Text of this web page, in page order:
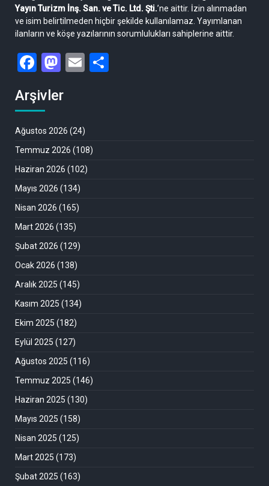
Yayın Turizm İnş. San. ve Tic. Ltd. Şti.’ne aittir. İzin alınmadan
ve isim belirtilmeden hiçbir şekilde kullanılamaz. Yayımlanan
ilanların ve köşe yazılarının sorumlulukları sahiplerine aittir.
Facebook
Mastodon
Email
Arşivler
Ağustos 2026 (24)
Temmuz 2026 (108)
Haziran 2026 (102)
Mayıs 2026 (134)
Nisan 2026 (165)
Mart 2026 (135)
Şubat 2026 (129)
Ocak 2026 (138)
Aralık 2025 (145)
Kasım 2025 (134)
Ekim 2025 (182)
Eylül 2025 (127)
Ağustos 2025 (116)
Temmuz 2025 (146)
Haziran 2025 (130)
Mayıs 2025 (158)
Nisan 2025 (125)
Mart 2025 (173)
Şubat 2025 (163)